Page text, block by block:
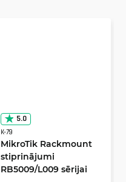
5.0
K-79
MikroTik Rackmount
stiprinājumi
RB5009/L009 sērijai